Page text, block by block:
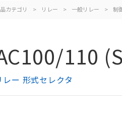
カテゴリ > リレー > 一般リレー > 制
110
ー 形式セレクタ